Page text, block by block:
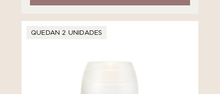
QUEDAN 2 UNIDADES